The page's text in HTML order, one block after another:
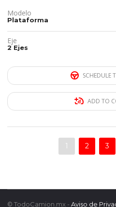
Modelo
Plataforma
Eje
2 Ejes
SCHEDULE
ADD TO
1 2 3
© TodoCamion.mx - Aviso de